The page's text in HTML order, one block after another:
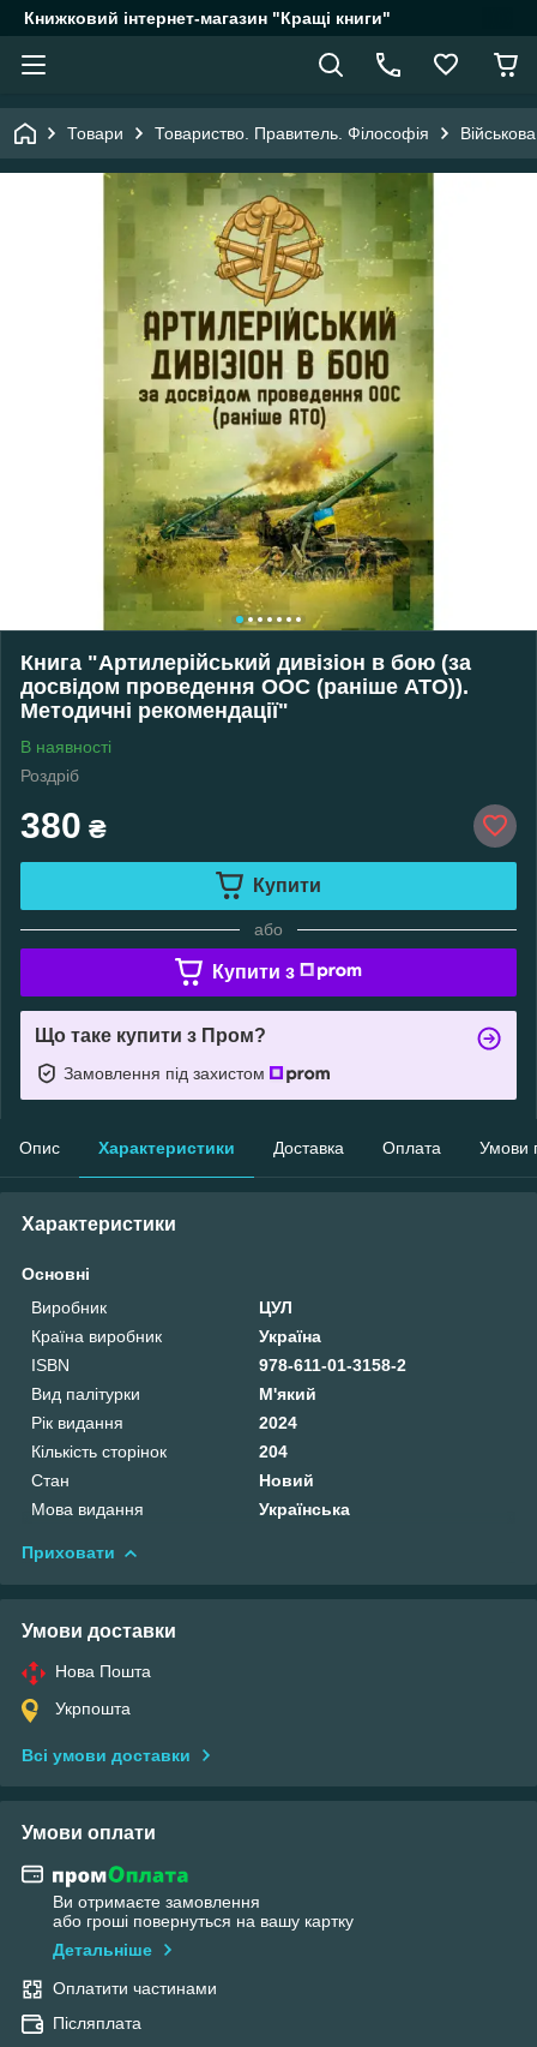
Книжковий інтернет-магазин "Кращі книги"
Товари Товариство. Правитель. Філософія
Книга "Артилерійський дивізіон в бою (за
досвідом проведення ООС (раніше АТО)).
Методичні рекомендації"
В наявності
Роздріб
380 ₴
Купити
або
Купити з
Що таке купити з Пром?
Замовлення під захистом
Опис Характеристики Доставка Оплата Умови
Характеристики
Основні
Виробник
ЦУЛ
Країна виробник
Україна
ISBN
978-611-01-3158-2
Вид палітурки
М'який
Рік видання
2024
Кількість сторінок
204
Стан
Новий
Мова видання
Українська
Приховати
Умови доставки
Нова Пошта
Укрпошта
Всі умови доставки
Умови оплати
Ви отримаєте замовлення
або гроші повернуться на вашу картку
Детальніше
Оплатити частинами
Післяплата